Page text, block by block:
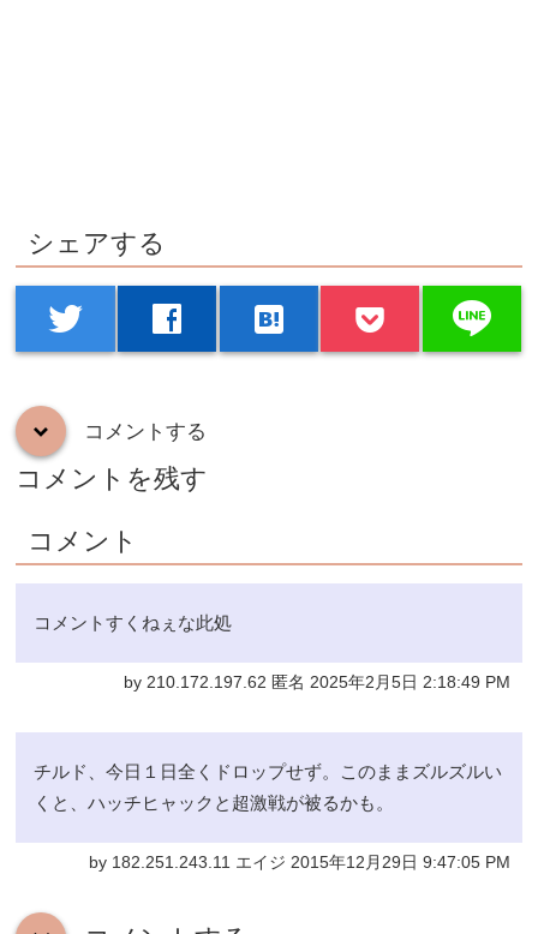
シェアする
twitter facebook hatenabookmark line
down コメントする
コメントを残す
コメント
コメントすくねぇな此処
by 210.172.197.62 匿名 2025年2月5日 2:18:49 PM
チルド、今日１日全くドロップせず。このままズルズルい
くと、ハッチヒャックと超激戦が被るかも。
by 182.251.243.11 エイジ 2015年12月29日 9:47:05 PM